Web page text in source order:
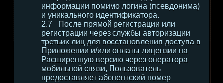
информации помимо логина (псевдонима)
и уникального идентификатора.
После прямой регистрации или
регистрации через службы авторизации
третьих лиц для восстановления доступа в
Приложении и/или оплаты лицензии на
Расширенную версию через оператора
мобильной связи, Пользователь
предоставляет абонентский номер